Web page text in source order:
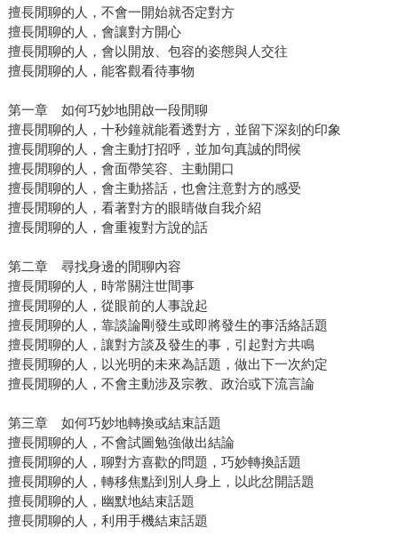
擅長閒聊的人，不會一開始就否定對方
擅長閒聊的人，會讓對方開心
擅長閒聊的人，會以開放、包容的姿態與人交往
擅長閒聊的人，能客觀看待事物
第一章 如何巧妙地開啟一段閒聊
擅長閒聊的人，十秒鐘就能看透對方，並留下深刻的印象
擅長閒聊的人，會主動打招呼，並加句真誠的問候
擅長閒聊的人，會面帶笑容、主動開口
擅長閒聊的人，會主動搭話，也會注意對方的感受
擅長閒聊的人，看著對方的眼睛做自我介紹
擅長閒聊的人，會重複對方說的話
第二章 尋找身邊的閒聊內容
擅長閒聊的人，時常關注世間事
擅長閒聊的人，從眼前的人事說起
擅長閒聊的人，靠談論剛發生或即將發生的事活絡話題
擅長閒聊的人，讓對方談及發生的事，引起對方共鳴
擅長閒聊的人，以光明的未來為話題，做出下一次約定
擅長閒聊的人，不會主動涉及宗教、政治或下流言論
第三章 如何巧妙地轉換或結束話題
擅長閒聊的人，不會試圖勉強做出結論
擅長閒聊的人，聊對方喜歡的問題，巧妙轉換話題
擅長閒聊的人，轉移焦點到別人身上，以此岔開話題
擅長閒聊的人，幽默地結束話題
擅長閒聊的人，利用手機結束話題